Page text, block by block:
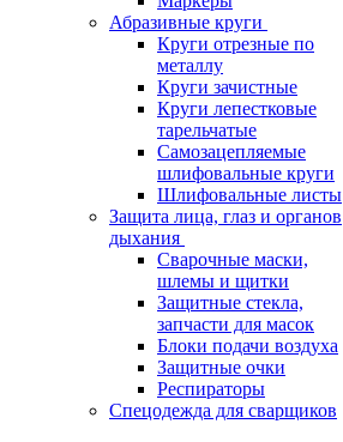
Абразивные круги
Круги отрезные по
металлу
Круги зачистные
Круги лепестковые
тарельчатые
Самозацепляемые
шлифовальные круги
Шлифовальные листы
Защита лица, глаз и органов
дыхания
Сварочные маски,
шлемы и щитки
Защитные стекла,
запчасти для масок
Блоки подачи воздуха
Защитные очки
Респираторы
Спецодежда для сварщиков